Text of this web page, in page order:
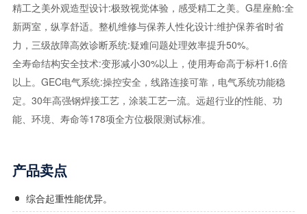
精工之美外观造型设计:极致视觉体验，感受精工之美。G星座舱:全
新两室，纵享舒适。整机维修与保养人性化设计:维护保养省时省
力，三级故障高效诊断系统:疑难问题处理效率提升50%。
全寿命结构安全技术:变形减小30%以上，使用寿命高于标杆1.6倍
以上。GEC电气系统:操控安全，线路连接可靠，电气系统功能稳
定。30年高强钢焊接工艺，涂装工艺一流。远超行业的性能、功
能、环境、寿命等178项全方位极限测试标准。
产品卖点
综合起重性能优异。